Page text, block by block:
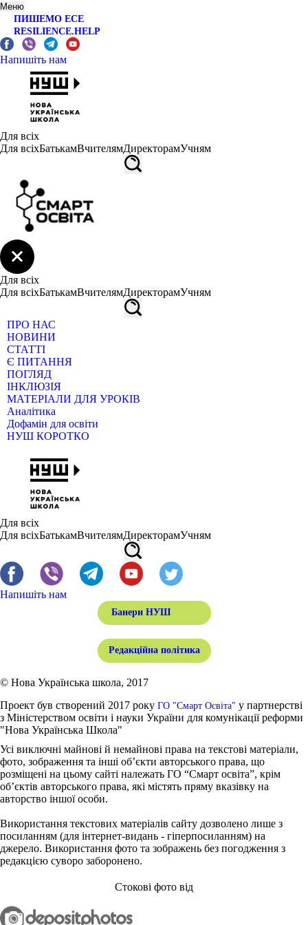
Меню
ПИШЕМО ЕСЕ
RESILIENCE.HELP
Напишіть нам
Для всіх
Для всіхБатькамВчителямДиректорамУчням
Для всіх
Для всіхБатькамВчителямДиректорамУчням
ПРО НАС
НОВИНИ
СТАТТІ
Є ПИТАННЯ
ПОГЛЯД
ІНКЛЮЗІЯ
МАТЕРІАЛИ ДЛЯ УРОКІВ
Аналітика
Дофамін для освіти
НУШ КОРОТКО
Для всіх
Для всіхБатькамВчителямДиректорамУчням
Напишіть нам
Банери НУШ
Редакційна політика
© Нова Українська школа, 2017
Проект був створений 2017 року ГО "Смарт Освіта" у партнерстві
з Міністерством освіти і науки України для комунікації реформи
"Нова Українська Школа"
Усі виключні майнові й немайнові права на текстові матеріали,
фото, зображення та інші об’єкти авторського права, що
розміщені на цьому сайті належать ГО “Смарт освіта”, крім
об’єктів авторського права, які містять пряму вказівку на
авторство іншої особи.
Використання текстових матеріалів сайту дозволено лише з
посиланням (для інтернет-видань - гіперпосиланням) на
джерело. Використання фото та зображень без погодження з
редакцією суворо заборонено.
Стокові фото від